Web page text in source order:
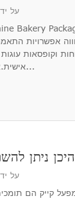
על ידי
אפשרויות
אישית.אנחנו המאפייה האחת שלך...
על ידי
מפעל קייק הם